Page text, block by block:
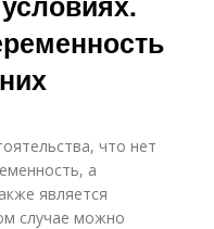
что нет
а
является
случае можно